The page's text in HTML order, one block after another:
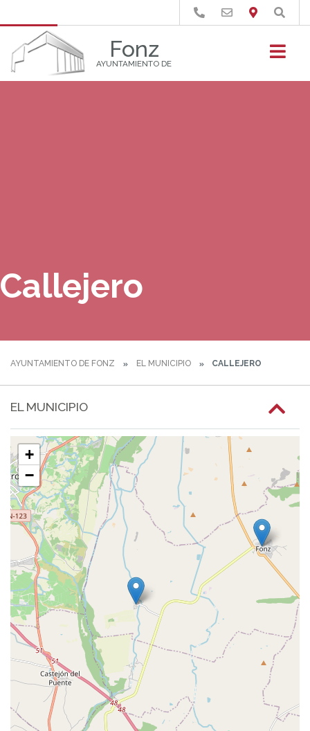
Fonz
AYUNTAMIENTO DE
Buscar
Callejero
AYUNTAMIENTO DE FONZ EL MUNICIPIO CALLEJERO
EL MUNICIPIO
+
−